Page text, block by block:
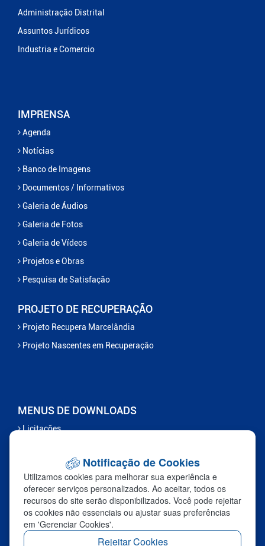
Administração Distrital
Assuntos Jurídicos
Industria e Comercio
IMPRENSA
Agenda
Notícias
Banco de Imagens
Documentos / Informativos
Galeria de Áudios
Galeria de Fotos
Galeria de Vídeos
Projetos e Obras
Pesquisa de Satisfação
PROJETO DE RECUPERAÇÃO
Projeto Recupera Marcelândia
Projeto Nascentes em Recuperação
MENUS DE DOWNLOADS
Licitações
Certidões Negativas
Serviços
FALE CONOSCO
Ouvidoria
Notificação de Cookies
Utilizamos cookies para melhorar sua experiência e
oferecer serviços personalizados. Ao aceitar, todos os
recursos do site serão disponibilizados. Você pode rejeitar
os cookies não essenciais ou ajustar suas preferências
em 'Gerenciar Cookies'.
Rejeitar Cookies